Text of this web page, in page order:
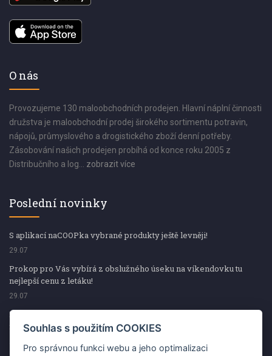
O nás
Provozujeme 130 maloobchodních prodejen. Hlavní náplní činnosti
družstva je maloobchodní prodej širokého sortimentu potravin,
nápojů, průmyslového a drogistického zboží denní potřeby.
Zásobování našich prodejen probíhá od konce roku 2005 z
Distribučního a log... zobrazit více
Poslední novinky
S aplikací naCOOPka vybrané produkty ještě levněji!
29.07
Prokop pro Vás vybírá z obslužného úseku na víkendovku tu
nejlepší cenu z letáku!
29.07
Prokop pro Vás vybírá z obslužného úseku na víkendovku tu
nejlepší cenu z letáku!
Souhlas s použitím COOKIES
Pro správnou funkci webu a jeho optimalizaci